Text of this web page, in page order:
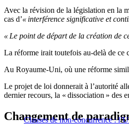
Avec la révision de la législation en la
cas d’« interférence significative et
« Le point de départ de la création de
La réforme irait toutefois au-delà de ce
Au Royaume-Uni, où une réforme
Le projet de loi donnerait à l’autorité
dernier recours, la « dissociation » des
Clauses de non-concurrence :
Changement de